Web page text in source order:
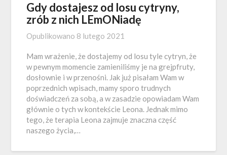
Gdy dostajesz od losu cytryny,
zrób z nich LEmONiadę
Opublikowano 8 lutego 2021
Mam wrażenie, że dostajemy od losu tyle cytryn, że
w pewnym momencie zamieniliśmy je na grejpfruty,
dosłownie i w przenośni. Jak już pisałam Wam w
poprzednich wpisach, mamy sporo trudnych
doświadczeń za sobą, a w zasadzie opowiadam Wam
głównie o tych w kontekście Leona. Jednak mimo
tego, że terapia Leona zajmuje znaczna część
naszego życia,…